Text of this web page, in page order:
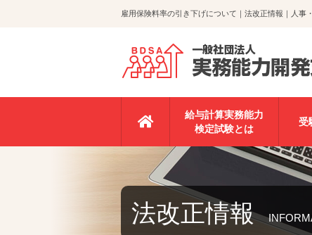
雇用保険料率の引き下げについて｜法改正情報｜人
給与計算実務能力
検定試験とは
受
法改正情報